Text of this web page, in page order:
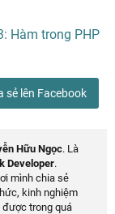
Hàm trong PHP
sẻ lên Facebook
Hữu Ngọc. Là
Developer.
mình chia sẻ
kinh nghiệm
trong quá